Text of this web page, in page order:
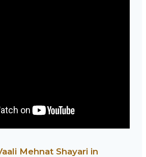
Mehnat Shayari in